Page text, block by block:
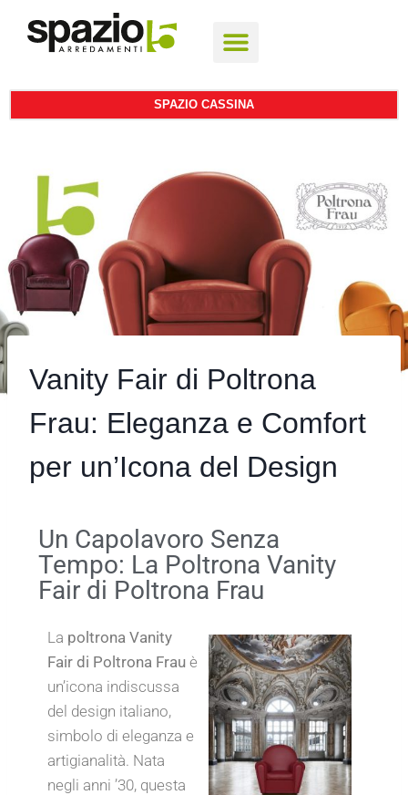
SPAZIO CASSINA
Vanity Fair di Poltrona
Frau: Eleganza e Comfort
per un’Icona del Design
Un Capolavoro Senza
Tempo: La Poltrona Vanity
Fair di Poltrona Frau
La poltrona Vanity
Fair di Poltrona Frau è
un’icona indiscussa
del design italiano,
simbolo di eleganza e
artigianalità. Nata
negli anni ’30, questa